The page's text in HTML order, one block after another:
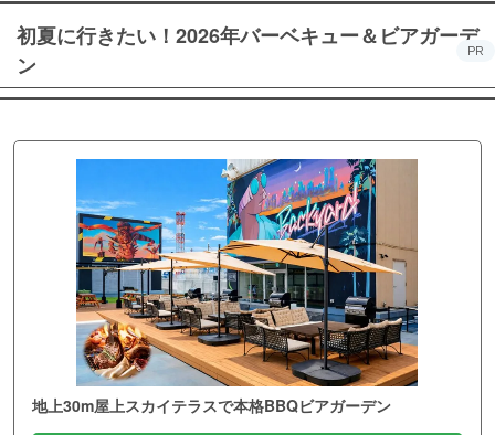
初夏に行きたい！2026年バーベキュー＆ビアガーデ
ン
PR
地上30m屋上スカイテラスで本格BBQビアガーデン